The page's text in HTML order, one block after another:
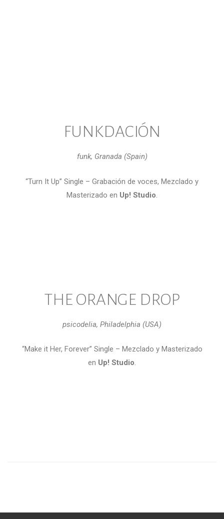
FUNKDACIÓN
funk, Granada (Spain)
“Turn It Up” Single – Grabación de voces, Mezclado y
Masterizado en Up! Studio
THE ORANGE DROP
psicodelia, Philadelphia (USA)
“Make it Her, Forever” Single – Mezclado y Masterizado
en Up! Studio.